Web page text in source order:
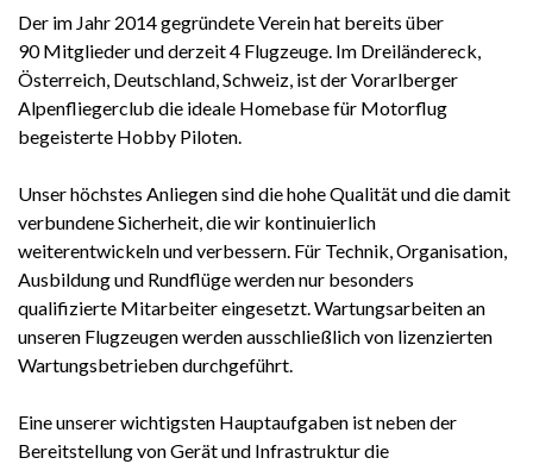
Der im Jahr 2014 gegründete Verein hat bereits über
90 Mitglieder und derzeit 4 Flugzeuge. Im Dreiländereck,
Österreich, Deutschland, Schweiz, ist der Vorarlberger
Alpenfliegerclub die ideale Homebase für Motorflug
begeisterte Hobby Piloten.
Unser höchstes Anliegen sind die hohe Qualität und die damit
verbundene Sicherheit, die wir kontinuierlich
weiterentwickeln und verbessern. Für Technik, Organisation,
Ausbildung und Rundflüge werden nur besonders
qualifizierte Mitarbeiter eingesetzt. Wartungsarbeiten an
unseren Flugzeugen werden ausschließlich von lizenzierten
Wartungsbetrieben durchgeführt.
Eine unserer wichtigsten Hauptaufgaben ist neben der
Bereitstellung von Gerät und Infrastruktur die